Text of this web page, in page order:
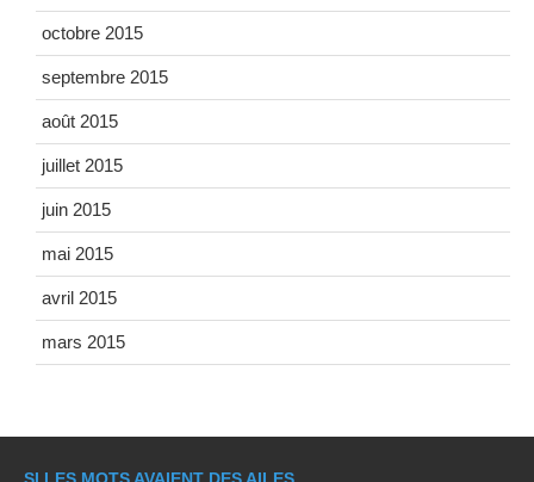
octobre 2015
septembre 2015
août 2015
juillet 2015
juin 2015
mai 2015
avril 2015
mars 2015